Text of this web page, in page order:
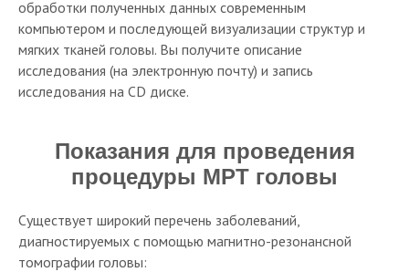
обработки полученных данных современным
компьютером и последующей визуализации структур и
мягких тканей головы. Вы получите описание
исследования (на электронную почту) и запись
исследования на CD диске.
Показания для проведения
процедуры МРТ головы
Существует широкий перечень заболеваний,
диагностируемых с помощью магнитно-резонансной
томографии головы: